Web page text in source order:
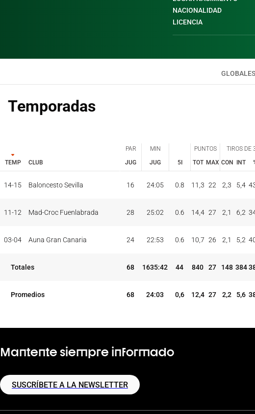
NACIONALIDAD
LICENCIA
GLOBALES
Temporadas
TEMP CLUB
PAR
MIN
5I
PUNTOS TIROS DE
JUG JUG TOT MAX CON INT
14-15 Baloncesto Sevilla 16 24:05 0.8 11,3 22 2,3 5,4
11-12 Mad-Croc Fuenlabrada 28 25:02 0.6 14,4 27 2,1 6,2
03-04 Auna Gran Canaria 24 22:53 0.6 10,7 26 2,1 5,2
Totales 68 1635:42 44 840 27 148 384
Promedios 68 24:03 0,6 12,4 27 2,2 5,6
Mantente siempre informado
SUSCRÍBETE A LA NEWSLETTER